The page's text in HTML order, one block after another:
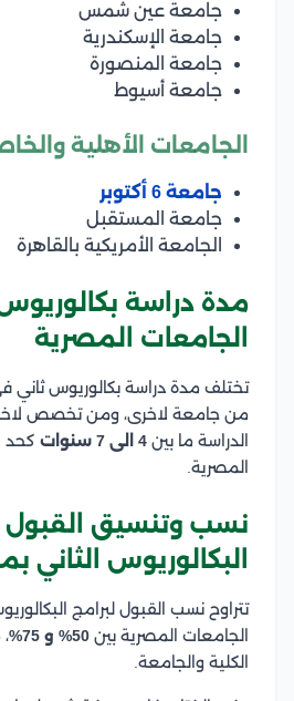
جامعة عين شمس
جامعة الإسكندرية
جامعة المنصورة
جامعة أسيوط
الجامعات الأهلية
جامعة 6 أكتوبر
جامعة المستقبل
الجامعة الأمريكية بالقاهرة
مدة دراسة
الجامعات المصرية
تختلف مدة دراسة بكالوريوس ثاني
من جامعة لاخرى، ومن تخصص
الدراسة ما بين
كحد
المصرية.
نسب وتنسيق القبول
البكالوريوس الثاني
تتراوح نسب القبول لبرامج
الجامعات المصرية بين 50% و 75%
الكلية والجامعة.